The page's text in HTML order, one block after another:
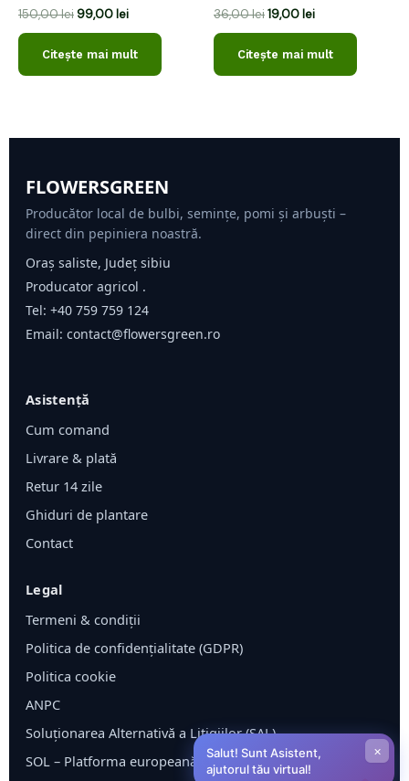
Evaluat
la
0
150,00lei99,00 lei
Citește mai mult
Evaluat
la
0
36,00lei19,00 lei
Citește mai mult
FLOWERSGREEN
Producător local de bulbi, semințe, pomi și arbuști –
direct din pepiniera noastră.
Oraș saliste, Județ sibiu
Producator agricol .
Tel: +40 759 759 124
Email: contact@flowersgreen.ro
Asistență
Cum comand
Livrare & plată
Retur 14 zile
Ghiduri de plantare
Contact
Legal
Termeni & condiții
Politica de confidențialitate (GDPR)
Politica cookie
ANPC
Soluționarea Alternativă a Litigiilor (SAL)
SOL – Platforma europeană ODRSalut! Sunt Asistent,
ajutorul tău virtual!
×